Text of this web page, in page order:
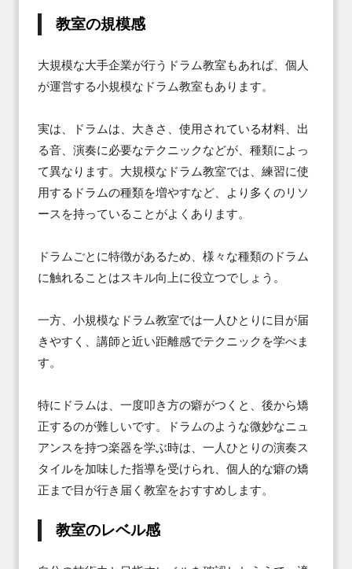
教室の規模感
大規模な大手企業が行うドラム教室もあれば、個人
が運営する小規模なドラム教室もあります。
実は、ドラムは、大きさ、使用されている材料、出
る音、演奏に必要なテクニックなどが、種類によっ
て異なります。大規模なドラム教室では、練習に使
用するドラムの種類を増やすなど、より多くのリソ
ースを持っていることがよくあります。
ドラムごとに特徴があるため、様々な種類のドラム
に触れることはスキル向上に役立つでしょう。
一方、小規模なドラム教室では一人ひとりに目が届
きやすく、講師と近い距離感でテクニックを学べま
す。
特にドラムは、一度叩き方の癖がつくと、後から矯
正するのが難しいです。ドラムのような微妙なニュ
アンスを持つ楽器を学ぶ時は、一人ひとりの演奏ス
タイルを加味した指導を受けられ、個人的な癖の矯
正まで目が行き届く教室をおすすめします。
教室のレベル感